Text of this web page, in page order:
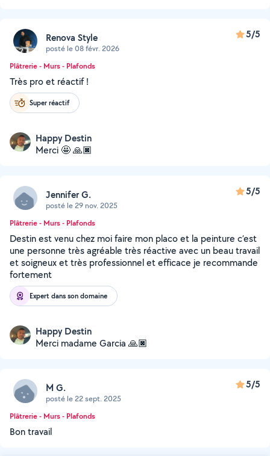
Renova Style
posté le 08 févr. 2026
5/5
Plâtrerie - Murs - Plafonds
Très pro et réactif !
Super réactif
Happy Destin
Merci 🤩 🙏🏿
Jennifer G.
posté le 29 nov. 2025
5/5
Plâtrerie - Murs - Plafonds
Destin est venu chez moi faire mon placo et la peinture c’est
une personne très agréable très réactive avec un beau travail
et soigneux et très professionnel et efficace je recommande
fortement
Expert dans son domaine
Happy Destin
Merci madame Garcia 🙏🏿
M G.
posté le 22 sept. 2025
5/5
Plâtrerie - Murs - Plafonds
Bon travail